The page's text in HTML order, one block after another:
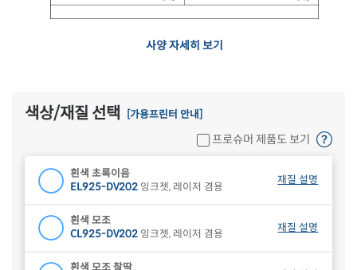
사양 자세히 보기
색상/재질 선택 [가용프린터 안내]
프로슈머 제품도 보기
흰색 초록이음
EL925-DV202 잉크젯, 레이저 겸용
재질 설명
흰색 모조
CL925-DV202 잉크젯, 레이저 겸용
재질 설명